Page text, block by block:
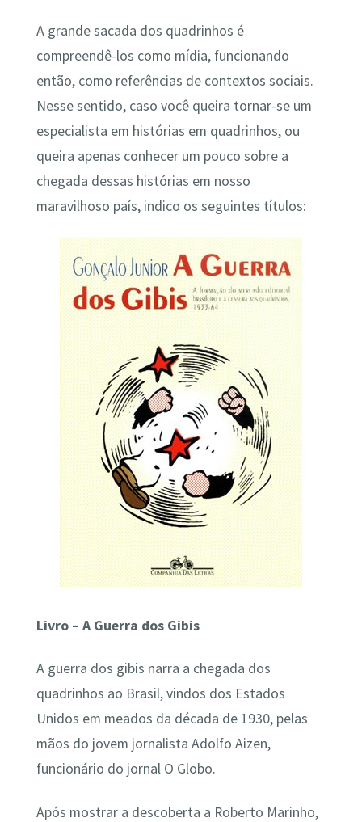
A grande sacada dos quadrinhos é
compreendê-los como mídia, funcionando
então, como referências de contextos sociais.
Nesse sentido, caso você queira tornar-se um
especialista em histórias em quadrinhos, ou
queira apenas conhecer um pouco sobre a
chegada dessas histórias em nosso
maravilhoso país, indico os seguintes títulos:
Livro – A Guerra dos Gibis
A guerra dos gibis narra a chegada dos
quadrinhos ao Brasil, vindos dos Estados
Unidos em meados da década de 1930, pelas
mãos do jovem jornalista Adolfo Aizen,
funcionário do jornal O Globo.
Após mostrar a descoberta a Roberto Marinho,